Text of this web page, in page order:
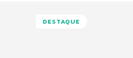
DESTAQUE